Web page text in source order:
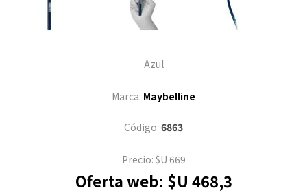
Azul
Marca: Maybelline
Código: 6863
Precio: $U 669
Oferta web: $U 468,3